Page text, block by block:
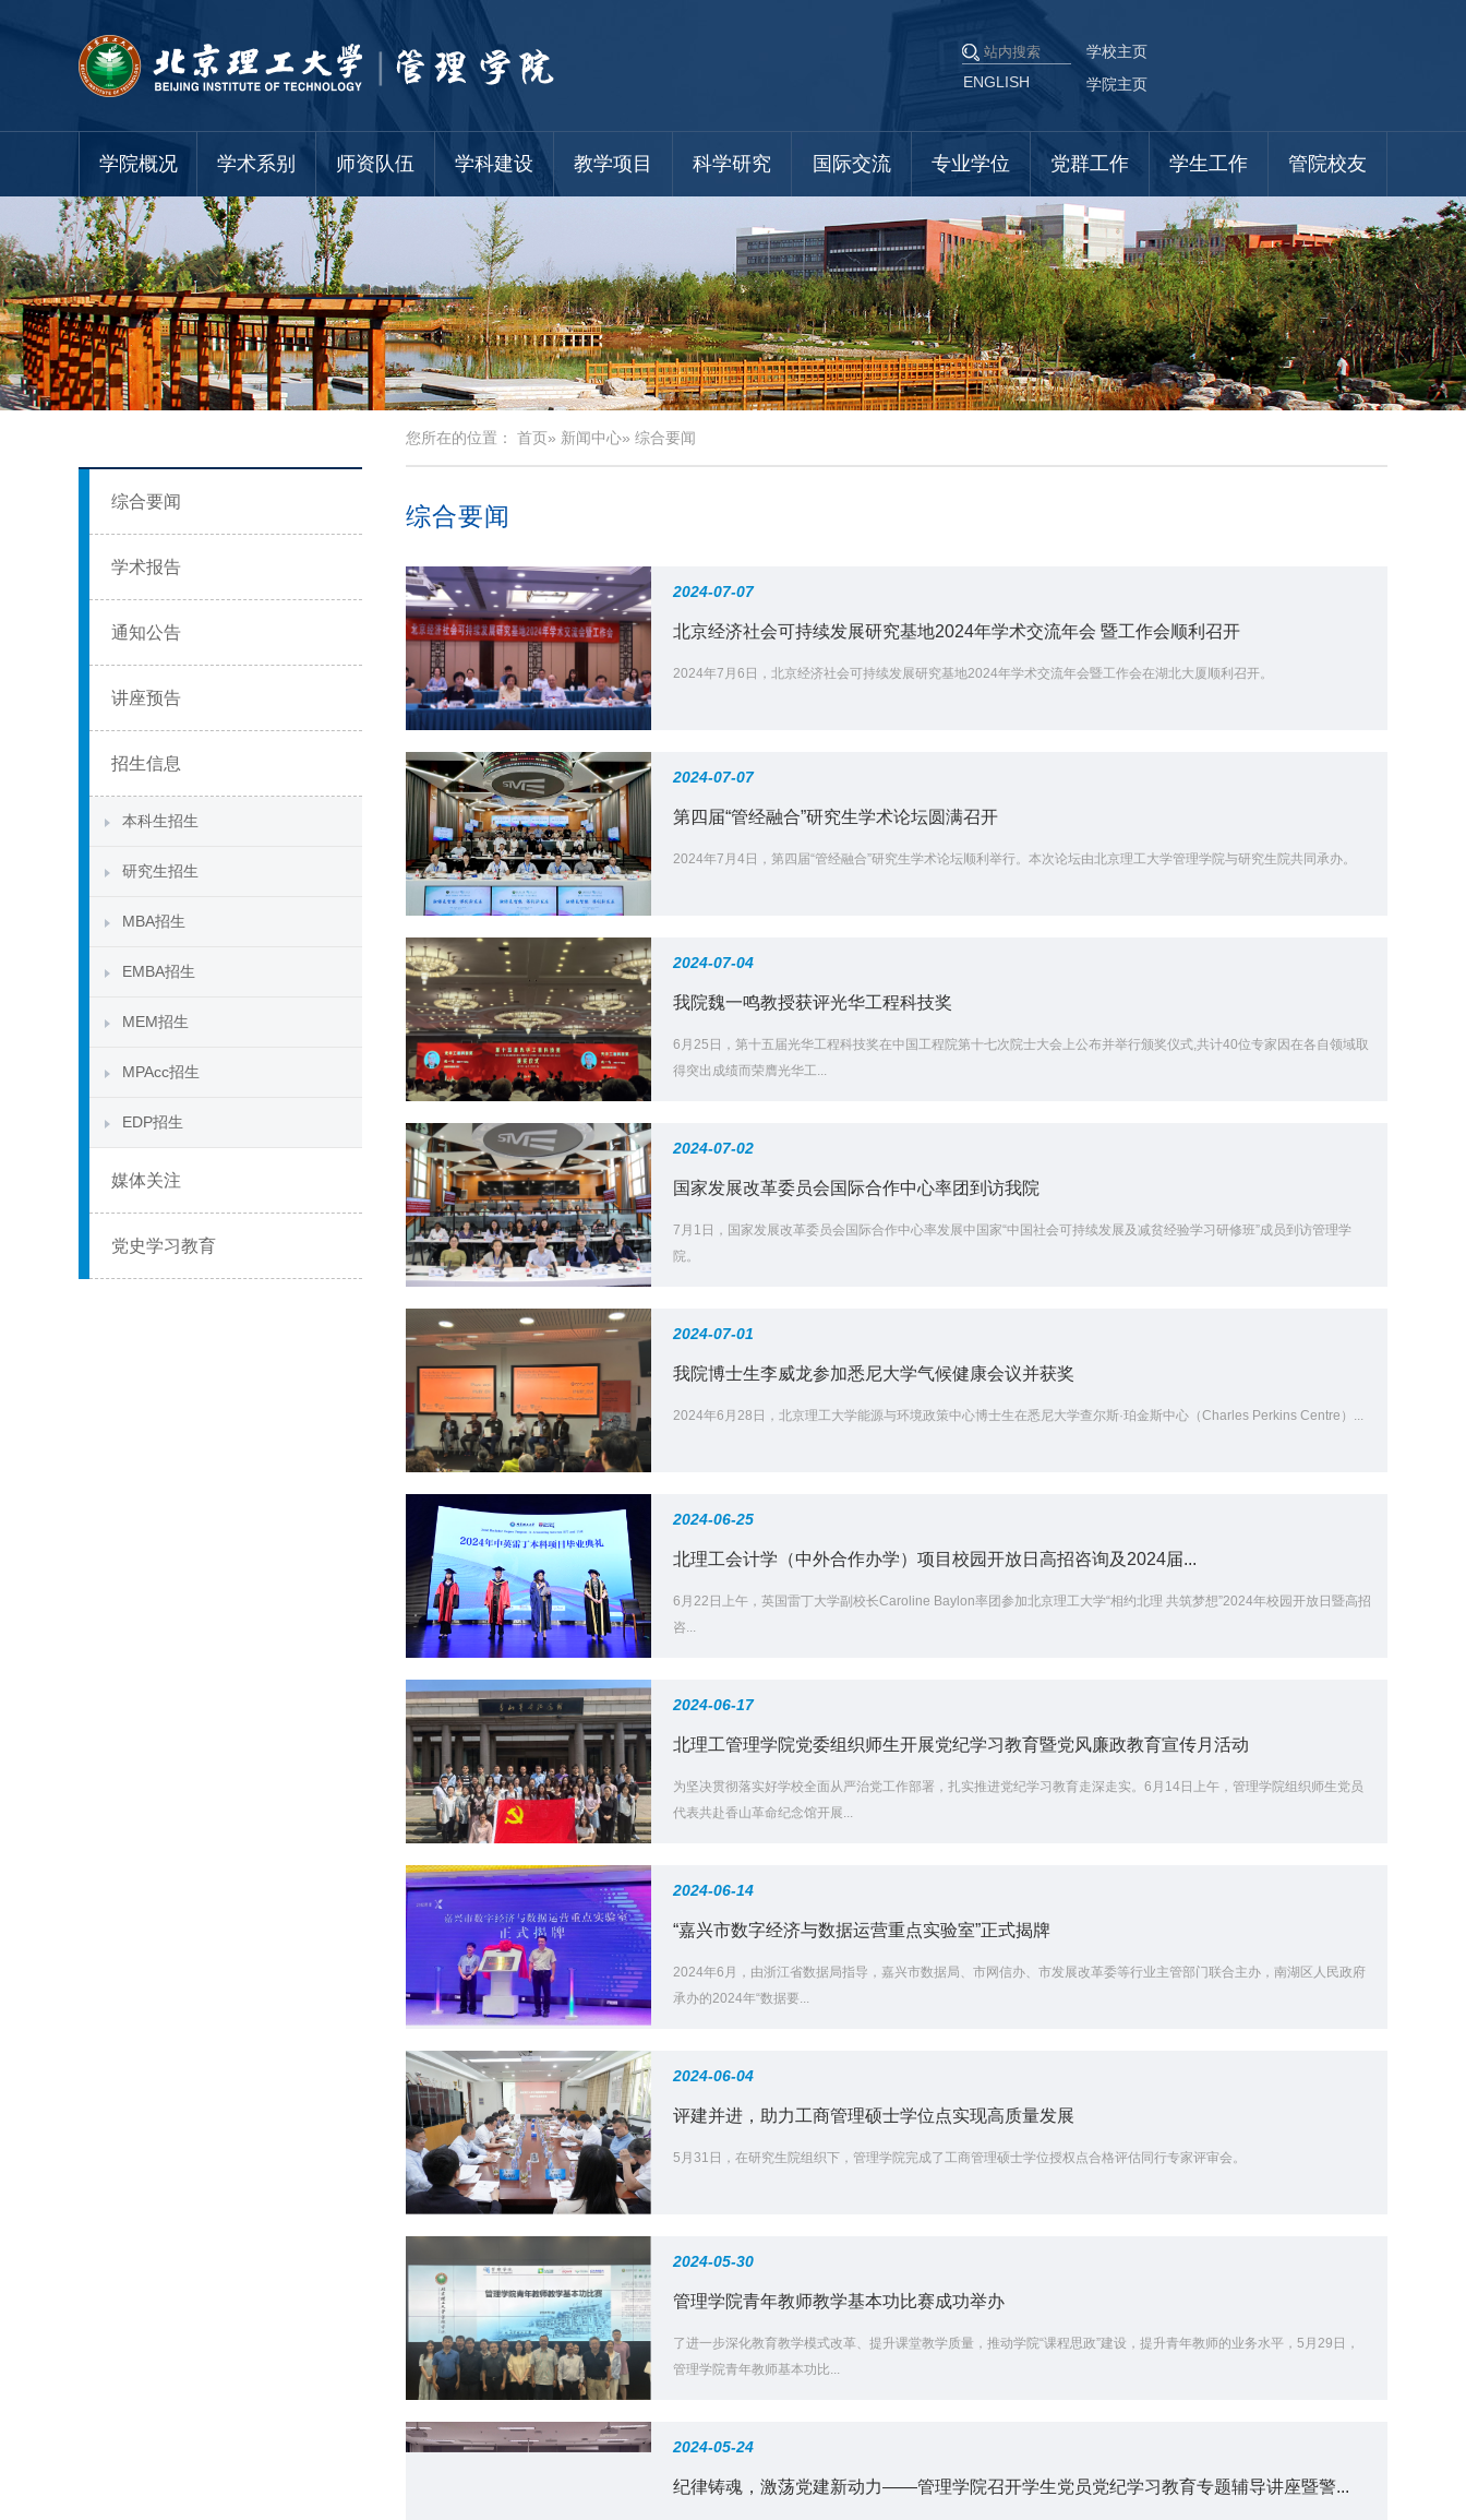
ENGLISH
学校主页
学院主页
学院概况 学术系别 师资队伍 学科建设 教学项目 科学研究 国际交流 专业学位 党群工作 学生工作 管院校友
综合要闻
学术报告
通知公告
讲座预告
招生信息
本科生招生
研究生招生
MBA招生
EMBA招生
MEM招生
MPAcc招生
EDP招生
媒体关注
党史学习教育
您所在的位置： 首页» 新闻中心» 综合要闻
综合要闻
2024-07-07
北京经济社会可持续发展研究基地2024年学术交流年会 暨工作会顺利召开
2024年7月6日，北京经济社会可持续发展研究基地2024年学术交流年会暨工作会在湖北大厦顺利召开。
2024-07-07
第四届“管经融合”研究生学术论坛圆满召开
2024年7月4日，第四届“管经融合”研究生学术论坛顺利举行。本次论坛由北京理工大学管理学院与研究生院共同承办。
2024-07-04
我院魏一鸣教授获评光华工程科技奖
6月25日，第十五届光华工程科技奖在中国工程院第十七次院士大会上公布并举行颁奖仪式,共计40位专家因在各自领域取
得突出成绩而荣膺光华工...
2024-07-02
国家发展改革委员会国际合作中心率团到访我院
7月1日，国家发展改革委员会国际合作中心率发展中国家“中国社会可持续发展及减贫经验学习研修班”成员到访管理学
院。
2024-07-01
我院博士生李威龙参加悉尼大学气候健康会议并获奖
2024年6月28日，北京理工大学能源与环境政策中心博士生在悉尼大学查尔斯·珀金斯中心（Charles Perkins Centre）...
2024-06-25
北理工会计学（中外合作办学）项目校园开放日高招咨询及2024届...
6月22日上午，英国雷丁大学副校长Caroline Baylon率团参加北京理工大学“相约北理 共筑梦想”2024年校园开放日暨高招
咨...
2024-06-17
北理工管理学院党委组织师生开展党纪学习教育暨党风廉政教育宣传月活动
为坚决贯彻落实好学校全面从严治党工作部署，扎实推进党纪学习教育走深走实。6月14日上午，管理学院组织师生党员
代表共赴香山革命纪念馆开展...
2024-06-14
“嘉兴市数字经济与数据运营重点实验室”正式揭牌
2024年6月，由浙江省数据局指导，嘉兴市数据局、市网信办、市发展改革委等行业主管部门联合主办，南湖区人民政府
承办的2024年“数据要...
2024-06-04
评建并进，助力工商管理硕士学位点实现高质量发展
5月31日，在研究生院组织下，管理学院完成了工商管理硕士学位授权点合格评估同行专家评审会。
2024-05-30
管理学院青年教师教学基本功比赛成功举办
了进一步深化教育教学模式改革、提升课堂教学质量，推动学院“课程思政”建设，提升青年教师的业务水平，5月29日，
管理学院青年教师基本功比...
2024-05-24
纪律铸魂，激荡党建新动力——管理学院召开学生党员党纪学习教育专题辅导讲座暨警...